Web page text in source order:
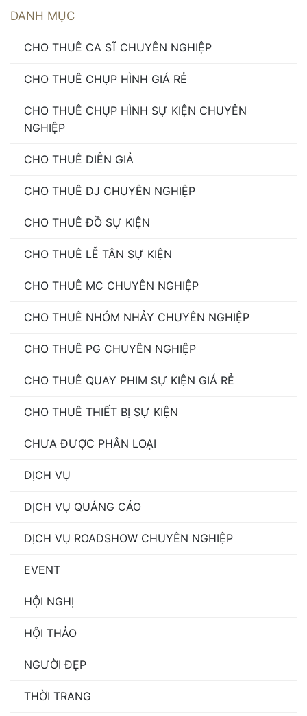
DANH MỤC
CHO THUÊ CA SĨ CHUYÊN NGHIỆP
CHO THUÊ CHỤP HÌNH GIÁ RẺ
CHO THUÊ CHỤP HÌNH SỰ KIỆN CHUYÊN
NGHIỆP
CHO THUÊ DIỄN GIẢ
CHO THUÊ DJ CHUYÊN NGHIỆP
CHO THUÊ ĐỒ SỰ KIỆN
CHO THUÊ LỄ TÂN SỰ KIỆN
CHO THUÊ MC CHUYÊN NGHIỆP
CHO THUÊ NHÓM NHẢY CHUYÊN NGHIỆP
CHO THUÊ PG CHUYÊN NGHIỆP
CHO THUÊ QUAY PHIM SỰ KIỆN GIÁ RẺ
CHO THUÊ THIẾT BỊ SỰ KIỆN
CHƯA ĐƯỢC PHÂN LOẠI
DỊCH VỤ
DỊCH VỤ QUẢNG CÁO
DỊCH VỤ ROADSHOW CHUYÊN NGHIỆP
EVENT
HỘI NGHỊ
HỘI THẢO
NGƯỜI ĐẸP
THỜI TRANG